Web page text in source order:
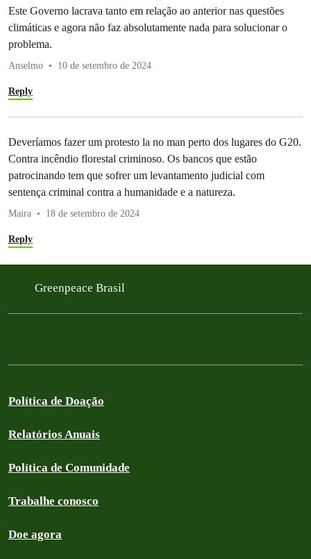
Este Governo lacrava tanto em relação ao anterior nas questões
climáticas e agora não faz absolutamente nada para solucionar o
problema.
Anselmo 10 de setembro de 2024
Reply
Deveríamos fazer um protesto la no man perto dos lugares do G20.
Contra incêndio florestal criminoso. Os bancos que estão
patrocinando tem que sofrer um levantamento judicial com
sentença criminal contra a humanidade e a natureza.
Maira 18 de setembro de 2024
Reply
Greenpeace Brasil
Política de Doação
Relatórios Anuais
Política de Comunidade
Trabalhe conosco
Doe agora